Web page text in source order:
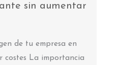
sin aumentar
de tu empresa en
costes La importancia